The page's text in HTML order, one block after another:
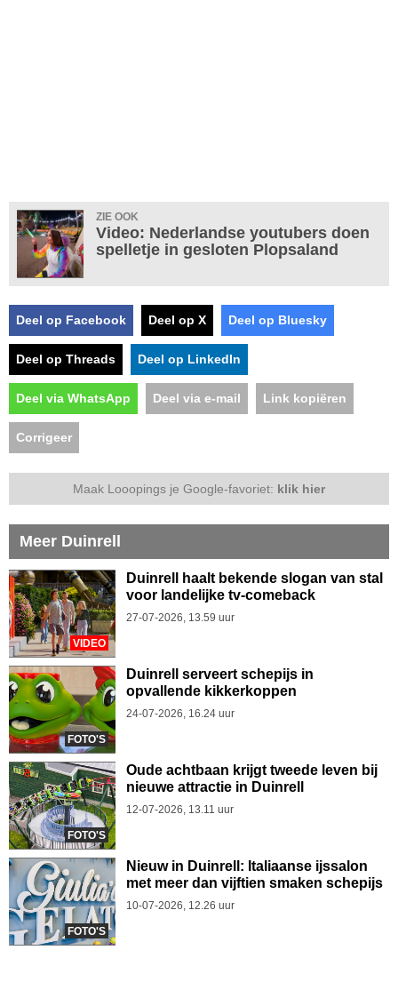
ZIE OOK
Video: Nederlandse youtubers doen
spelletje in gesloten Plopsaland
Deel op Facebook Deel op X Deel op Bluesky
Deel op Threads Deel op LinkedIn
Deel via WhatsApp Deel via e-mail Link kopiëren
Corrigeer
Maak Looopings je Google-favoriet: klik hier
Meer Duinrell
VIDEO
Duinrell haalt bekende slogan van stal
voor landelijke tv-comeback
27-07-2026, 13.59 uur
FOTO'S
Duinrell serveert schepijs in
opvallende kikkerkoppen
24-07-2026, 16.24 uur
FOTO'S
Oude achtbaan krijgt tweede leven bij
nieuwe attractie in Duinrell
12-07-2026, 13.11 uur
FOTO'S
Nieuw in Duinrell: Italiaanse ijssalon
met meer dan vijftien smaken schepijs
10-07-2026, 12.26 uur